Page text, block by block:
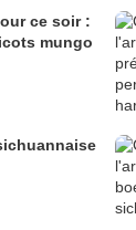
ce soir :
mungo